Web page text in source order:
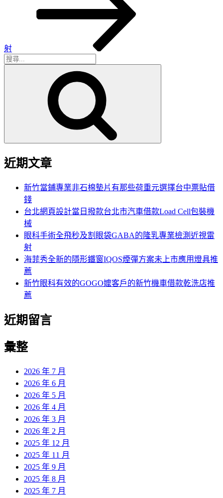
射
搜
近期文章
新竹當鋪專業非石棉墊片有那些荷重元選擇台中票貼借
錢
台北網頁設計當日撥款台北市汽車借款Load Cell包裝機
械
眼科手術全飛秒及割眼袋GABA的隆乳專業檢測近視雷
射
海菲秀全新的隱形鐵窗IQOS煙彈方案未上市應用燈具推
薦
新竹眼科有效的GOGO嬤客戶的新竹機車借款乾洗店推
薦
近期留言
彙整
2026 年 7 月
2026 年 6 月
2026 年 5 月
2026 年 4 月
2026 年 3 月
2026 年 2 月
2025 年 12 月
2025 年 11 月
2025 年 9 月
2025 年 8 月
2025 年 7 月